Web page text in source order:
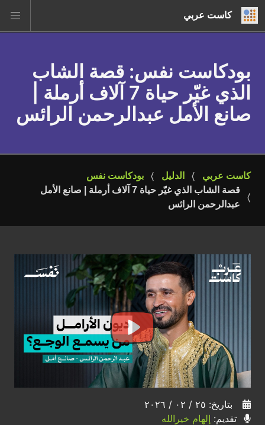
كاست عربي
بودكاست نفس: قصة الشاب
الذي غيّر حياة 7 آلاف أرملة |
صانع الأمل عبدالرحمن الرائس
كاست عربي الدليل
بودكاست نفس
قصة الشاب الذي غيّر حياة 7 آلاف أرملة | صانع الأمل
عبدالرحمن الرائس
بتاريخ: ٢٥ / ٠٢ / ٢٠٢٦
تقديم: إلهام خيرالله